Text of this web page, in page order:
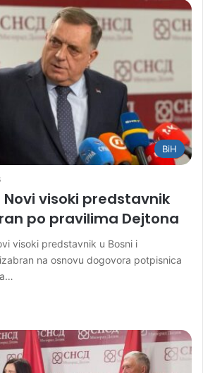
BiH
Novi visoki predstavnik
po pravilima Dejtona
visoki predstavnik u Bosni i
na osnovu dogovora potpisnica